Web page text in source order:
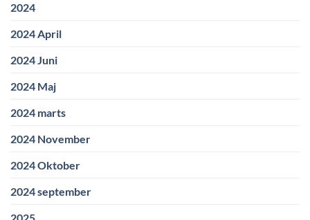
2024
2024 April
2024 Juni
2024 Maj
2024 marts
2024 November
2024 Oktober
2024 september